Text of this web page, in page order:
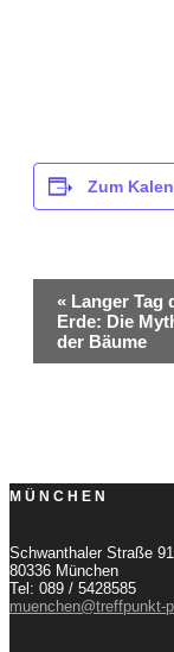
Zum
Navigation
« Langer Tag
Erde: Die
der Bäume
MÜNCHEN
Schwanthaler Straße 91
80336 München
Tel: 089 / 5428585
muenchen@treffpunkt-